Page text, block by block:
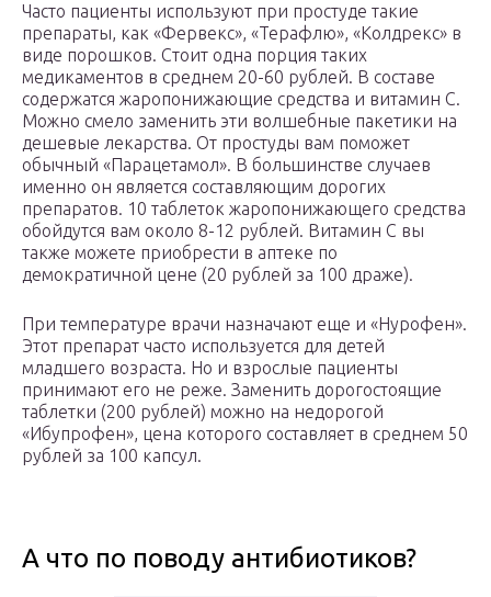
Часто пациенты используют при простуде такие
препараты, как «Фервекс», «Терафлю», «Колдрекс» в
виде порошков. Стоит одна порция таких
медикаментов в среднем 20-60 рублей. В составе
содержатся жаропонижающие средства и витамин С.
Можно смело заменить эти волшебные пакетики на
дешевые лекарства. От простуды вам поможет
обычный «Парацетамол». В большинстве случаев
именно он является составляющим дорогих
препаратов. 10 таблеток жаропонижающего средства
обойдутся вам около 8-12 рублей. Витамин С вы
также можете приобрести в аптеке по
демократичной цене (20 рублей за 100 драже).
При температуре врачи назначают еще и «Нурофен».
Этот препарат часто используется для детей
младшего возраста. Но и взрослые пациенты
принимают его не реже. Заменить дорогостоящие
таблетки (200 рублей) можно на недорогой
«Ибупрофен», цена которого составляет в среднем 50
рублей за 100 капсул.
А что по поводу антибиотиков?